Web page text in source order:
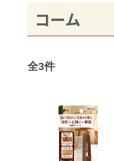
コーム
全3件